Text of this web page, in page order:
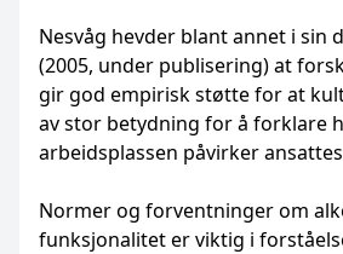
Nesvåg hevder blant annet i sin
(2005, under publisering) at
gir god empirisk støtte for at
av stor betydning for å forklare
arbeidsplassen påvirker
Normer og forventninger om
funksjonalitet er viktig i